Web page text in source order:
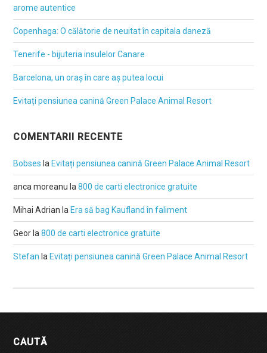
arome autentice
Copenhaga: O călătorie de neuitat în capitala daneză
Tenerife - bijuteria insulelor Canare
Barcelona, un oraș în care aș putea locui
Evitați pensiunea canină Green Palace Animal Resort
COMENTARII RECENTE
Bobses la Evitați pensiunea canină Green Palace Animal Resort
anca moreanu la800 de carti electronice gratuite
Mihai Adrian la Era să bag Kaufland în faliment
Geor la800 de carti electronice gratuite
Stefan la Evitați pensiunea canină Green Palace Animal Resort
CAUTĂ